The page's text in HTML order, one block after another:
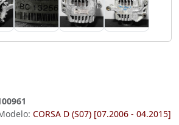
CORSA D (S07) [07.2006 - 04.2015]